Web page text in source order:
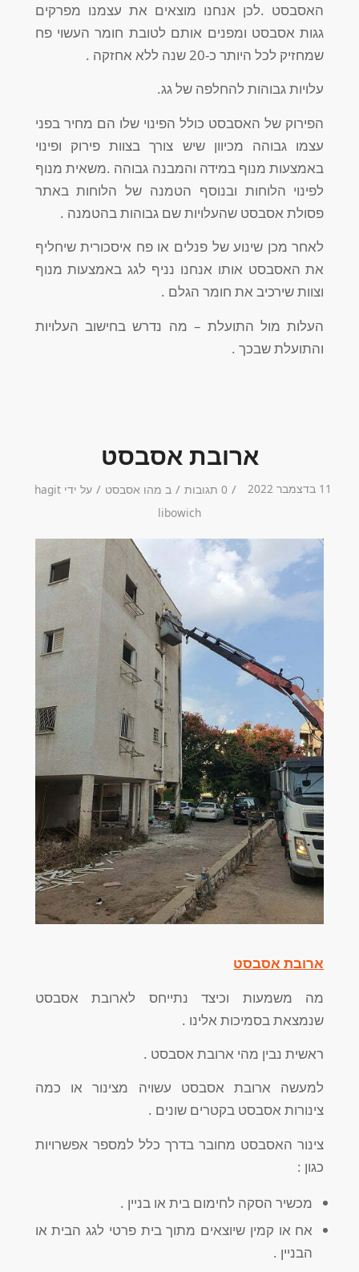
האסבסט .לכן אנחנו מוצאים את עצמנו מפרקים
גגות אסבסט ומפנים אותם לטובת חומר העשוי פח
שמחזיק לכל היותר כ-20 שנה ללא אחזקה .
עלויות גבוהות להחלפה של גג.
הפירוק של האסבסט כולל הפינוי שלו הם מחיר בפני
עצמו גבוהה מכיוון שיש צורך בצוות פירוק ופינוי
באמצעות מנוף במידה והמבנה גבוהה .משאית מנוף
לפינוי הלוחות ובנוסף הטמנה של הלוחות באתר
פסולת אסבסט שהעלויות שם גבוהות בהטמנה .
לאחר מכן שינוע של פנלים או פח איסכורית שיחליף
את האסבסט אותו אנחנו נניף לגג באמצעות מנוף
וצוות שירכיב את חומר הגלם .
העלות מול התועלת – מה נדרש בחישוב העלויות
והתועלת שבכך .
ארובת אסבסט
11 בדצמבר 2022 / 0 תגובות / ב מהו אסבסט / על ידי hagit
libowich
ארובת אסבסט
מה משמעות וכיצד נתייחס לארובת אסבסט
שנמצאת בסמיכות אלינו .
ראשית נבין מהי ארובת אסבסט .
למעשה ארובת אסבסט עשויה מצינור או כמה
צינורות אסבסט בקטרים שונים .
צינור האסבסט מחובר בדרך כלל למספר אפשרויות
כגון :
מכשיר הסקה לחימום בית או בניין .
אח או קמין שיוצאים מתוך בית פרטי לגג הבית או
הבניין .